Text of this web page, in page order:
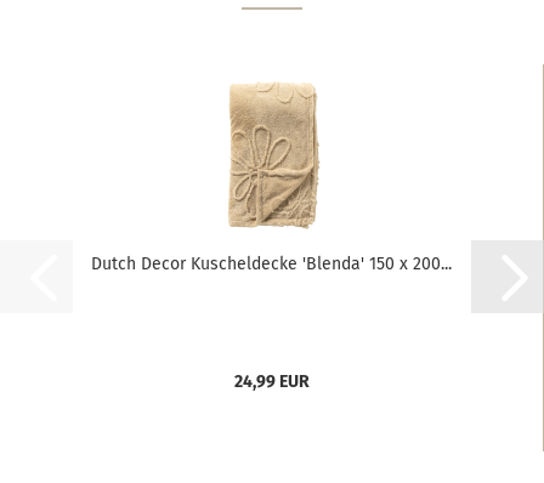
Dutch Decor Kuscheldecke 'Blenda' 150 x 200...
24,99 EUR